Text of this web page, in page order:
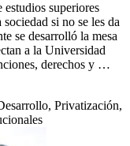
superiores
si no se les da
se desarrolló la mesa
a la Universidad
derechos y …
Privatización,